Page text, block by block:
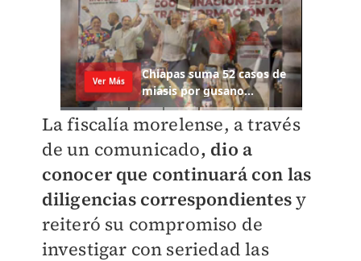
La fiscalía morelense, a través
de un comunicado, dio a
conocer que continuará con las
diligencias correspondientesy
reiteró su compromiso de
investigar con seriedad las